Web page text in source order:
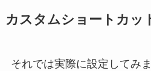
カスタムショートカッ
それでは実際に設定してみま